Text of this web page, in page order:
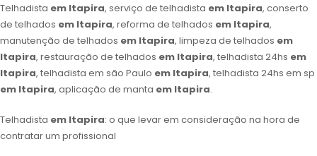
Telhadista em Itapira, serviço de telhadista em Itapira, conserto
de telhados em Itapira, reforma de telhados em Itapira,
manutenção de telhados em Itapira, limpeza de telhados em
Itapira, restauração de telhados em Itapira, telhadista 24hs em
Itapira, telhadista em são Paulo em Itapira, telhadista 24hs em sp
em Itapira, aplicação de manta em Itapira.
Telhadista em Itapira: o que levar em consideração na hora de
contratar um profissional